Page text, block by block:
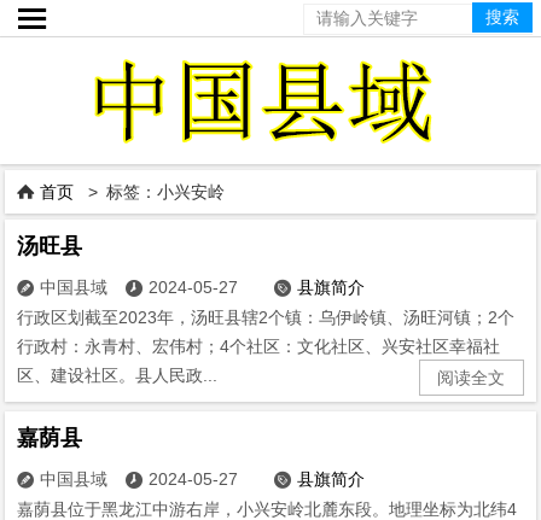

 首页 > 标签：小兴安岭
汤旺县
 中国县域  2024-05-27  县旗简介
行政区划截至2023年，汤旺县辖2个镇：乌伊岭镇、汤旺河镇；2个
行政村：永青村、宏伟村；4个社区：文化社区、兴安社区幸福社
区、建设社区。县人民政...
阅读全文
嘉荫县
 中国县域  2024-05-27  县旗简介
嘉荫县位于黑龙江中游右岸，小兴安岭北麓东段。地理坐标为北纬4